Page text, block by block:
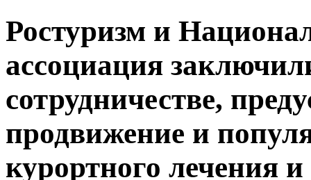
Ростуризм и
ассоциация
сотрудничестве,
продвижение и
курортного лечения